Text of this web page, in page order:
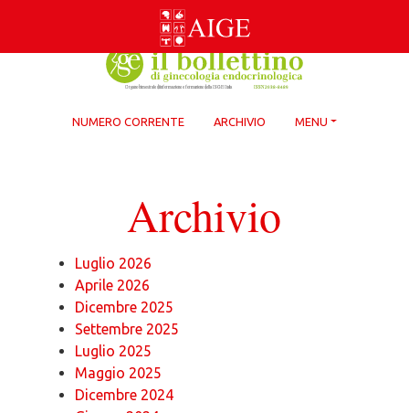
NUMERO CORRENTE ARCHIVIO MENU
Archivio
Luglio 2026
Aprile 2026
Dicembre 2025
Settembre 2025
Luglio 2025
Maggio 2025
Dicembre 2024